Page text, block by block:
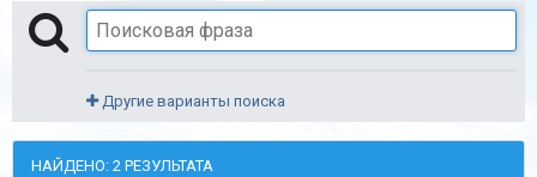
Другие варианты поиска
НАЙДЕНО: 2 РЕЗУЛЬТАТА